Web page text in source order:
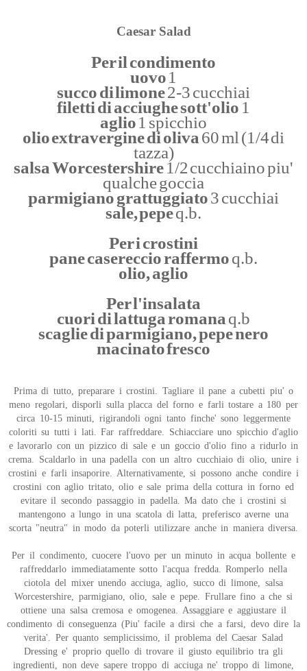
Caesar Salad
Per il condimento
uovo1
succo di limone2-3 cucchiai
filetti di acciughe sott'olio 1
aglio1 spicchio
olio extravergine di oliva 60 ml (1/4 di
tazza)
salsa Worcestershire1/2 cucchiaino piu'
qualche goccia
parmigiano grattuggiato3 cucchiai
sale, pepeq.b.
Per i crostini
pane casereccio raffermoq.b.
olio, aglio
Per l'insalata
cuori di lattuga romana q.b
scaglie di parmigiano, pepe nero
macinato fresco
Prima di tutto, preparare i crostini. Tagliare il pane a cubetti piu' o
meno regolari, disporli sulla placca del forno e farli tostare a 180 per
circa 10-15 minuti, rigirandoli ogni tanto finche' sono leggermente
coloriti su tutti i lati. Far raffreddare. Schiacciare uno spicchio d'aglio
e lavorarlo con un pizzico di sale e un goccio d'olio fino a ridurlo in
crema. Scaldarlo in una padella con un altro cucchiaio di olio, unire i
crostini e farli insaporire. Alternativamente, si possono anche condire i
crostini con aglio tritato, olio e sale prima della cottura in forno ed
evitare il secondo passaggio in padella. Ma dato che i crostini si
mantengono a lungo in una scatola di latta, preferisco averne una
scorta "neutra" in modo da poterli utilizzare anche in maniera diversa.
Per il condimento, cuocere l'uovo per un minuto in acqua bollente e
raffreddarlo immediatamente sotto l'acqua fredda. Romperlo nella
ciotola del mixer unendo acciuga, aglio, succo di limone, salsa
Worcestershire, parmigiano, olio, sale e pepe. Frullare fino a che si
ottiene una salsa cremosa e omogenea. Assaggiare e aggiustare il
condimento di conseguenza (Piu' facile a dirsi che a farsi, devo dire la
verita'. Per quanto semplicissimo, il problema del Caesar Salad
Dressing e' proprio quello di trovare il giusto equilibrio tra gli
ingredienti, non deve sapere troppo di acciuga ne' troppo di limone,